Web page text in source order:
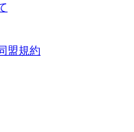
盟規約